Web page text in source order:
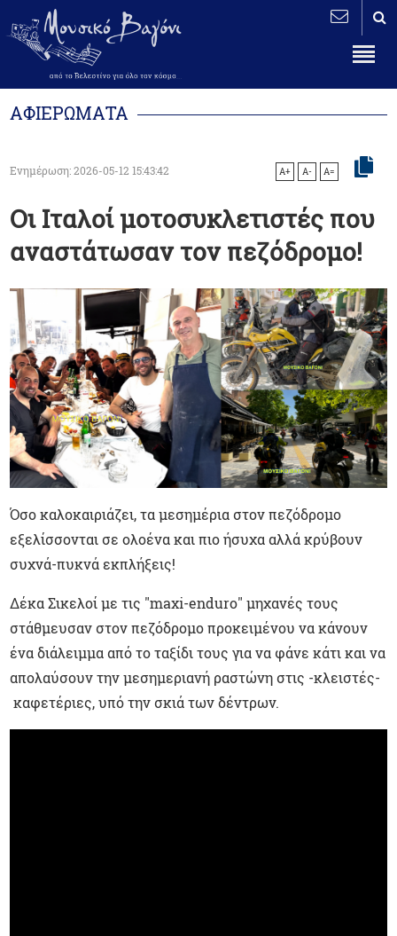
ΑΦΙΕΡΩΜΑΤΑ
Ενημέρωση: 2026-05-12 15:43:42 A+ A- A=
Οι Ιταλοί μοτοσυκλετιστές που
αναστάτωσαν τον πεζόδρομο!
Όσο καλοκαιριάζει, τα μεσημέρια στον πεζόδρομο
εξελίσσονται σε ολοένα και πιο ήσυχα αλλά κρύβουν
συχνά-πυκνά εκπλήξεις!
Δέκα Σικελοί με τις "maxi-enduro" μηχανές τους
στάθμευσαν στον πεζόδρομο προκειμένου να κάνουν
ένα διάλειμμα από το ταξίδι τους για να φάνε κάτι και να
απολαύσουν την μεσημεριανή ραστώνη στις -κλειστές-
καφετέριες, υπό την σκιά των δέντρων.